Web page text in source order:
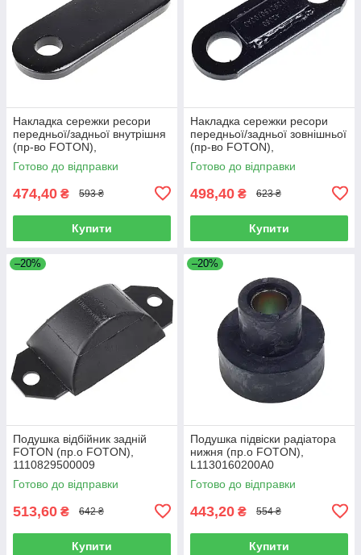
Накладка сережки ресори
передньої/задньої внутрішня
(пр-во FOTON),
L1292150200A0
Готово до відправки
474,40 ₴ 593 ₴
Купити
Накладка сережки ресори
передньої/задньої зовнішньої
(пр-во FOTON),
L1292150100A0
Готово до відправки
498,40 ₴ 623 ₴
Купити
–20%
Подушка відбійник задній
FOTON (пр.о FOTON),
1110829500009
Готово до відправки
513,60 ₴ 642 ₴
Купити
–20%
Подушка підвіски радіатора
нижня (пр.о FOTON),
L1130160200A0
Готово до відправки
443,20 ₴ 554 ₴
Купити